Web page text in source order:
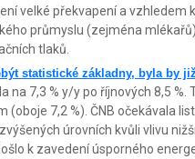
velké překvapení a vzhledem
průmyslu (zejména
tlaků.
statistické základny, byla by
na 7,3 % y/y po říjnových 8,5
7,2 %). ČNB očekávala
úrovních kvůli vlivu
k zavedení úsporného